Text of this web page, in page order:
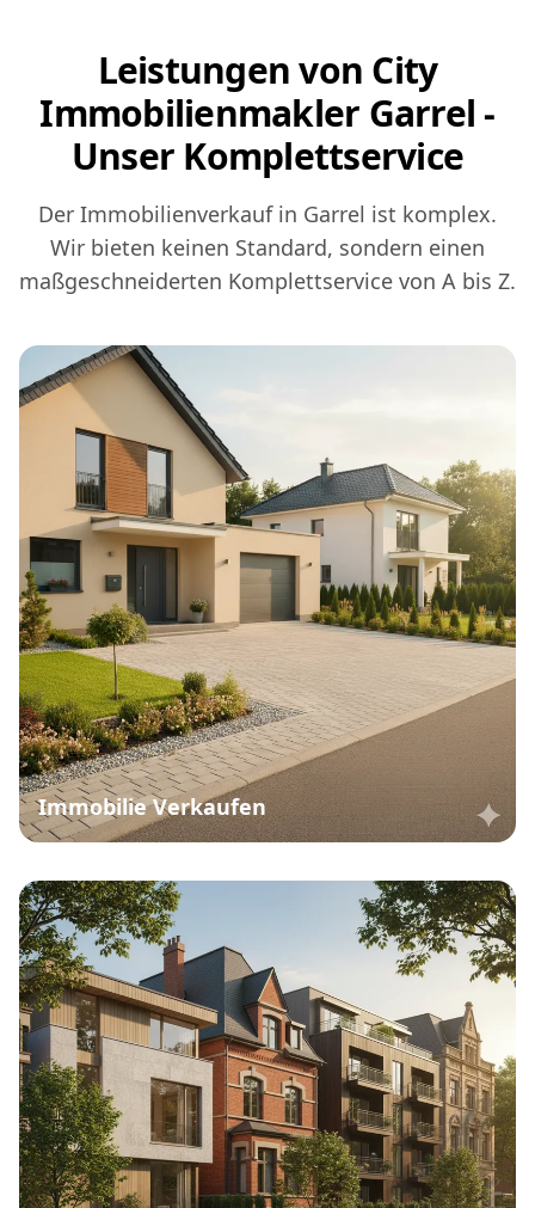
Leistungen von City
Immobilienmakler Garrel -
Unser Komplettservice
Der Immobilienverkauf in Garrel ist komplex.
Wir bieten keinen Standard, sondern einen
maßgeschneiderten Komplettservice von A bis Z.
Immobilie Verkaufen